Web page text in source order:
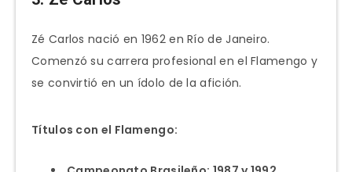
Zé Carlos nació en 1962 en Río de Janeiro.
Comenzó su carrera profesional en el Flamengo y
se convirtió en un ídolo de la afición.
Títulos con el Flamengo: